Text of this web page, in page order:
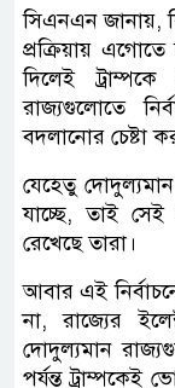
সিএনএন জানায়,
প্রক্রিয়ায়
দিলেই
রাজ্যগুলোতে
বদলানোর চেষ্টা
যেহেতু
যাচ্ছে, তাই সেই
রেখেছে তারা।
আবার এই
না, রাজ্যের
দোদুল্যমান
পর্যন্ত ট্রাম্পকেই